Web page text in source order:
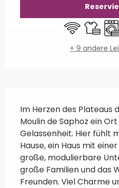
Wi-Fi
+ 9 andere
Im Herzen des Plateaus
Moulin de Saphoz ein
Gelassenheit. Hier fühlt
Hause, ein Haus mit
große, modulierbare
große Familien und das
Freunden. Viel Charme